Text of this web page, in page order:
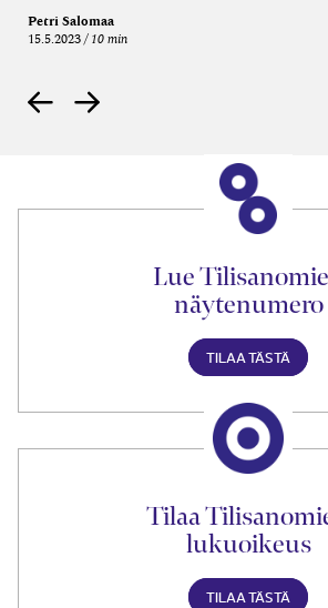
Petri Salomaa
15.5.2023 10 min
Lue
näytenumero
TILAA TÄSTÄ
Tilaa
lukuoikeus
TILAA TÄSTÄ